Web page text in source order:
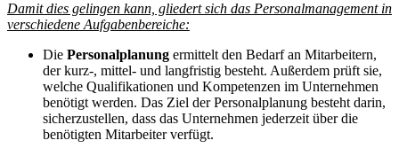
Damit dies gelingen kann, gliedert sich das Personalmanagement in
verschiedene Aufgabenbereiche:
Die Personalplanung ermittelt den Bedarf an Mitarbeitern,
der kurz-, mittel- und langfristig besteht. Außerdem prüft sie,
welche Qualifikationen und Kompetenzen im Unternehmen
benötigt werden. Das Ziel der Personalplanung besteht darin,
sicherzustellen, dass das Unternehmen jederzeit über die
benötigten Mitarbeiter verfügt.